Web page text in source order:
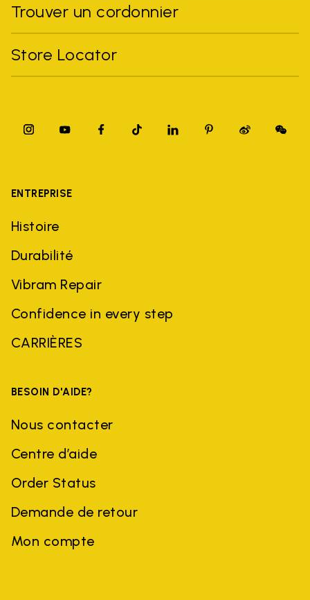
Trouver un cordonnier
Store Locator
ENTREPRISE
Histoire
Durabilité
Vibram Repair
Confidence in every step
CARRIÈRES
BESOIN D'AIDE?
Nous contacter
Centre d’aide
Order Status
Demande de retour
Mon compte